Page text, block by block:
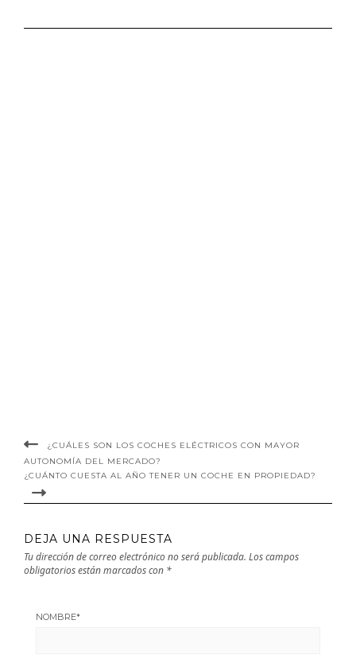
¿CUÁLES SON LOS COCHES ELÉCTRICOS CON MAYOR
AUTONOMÍA DEL MERCADO?
¿CUÁNTO CUESTA AL AÑO TENER UN COCHE EN PROPIEDAD?
DEJA UNA RESPUESTA
Tu dirección de correo electrónico no será publicada. Los campos
obligatorios están marcados con *
NOMBRE*